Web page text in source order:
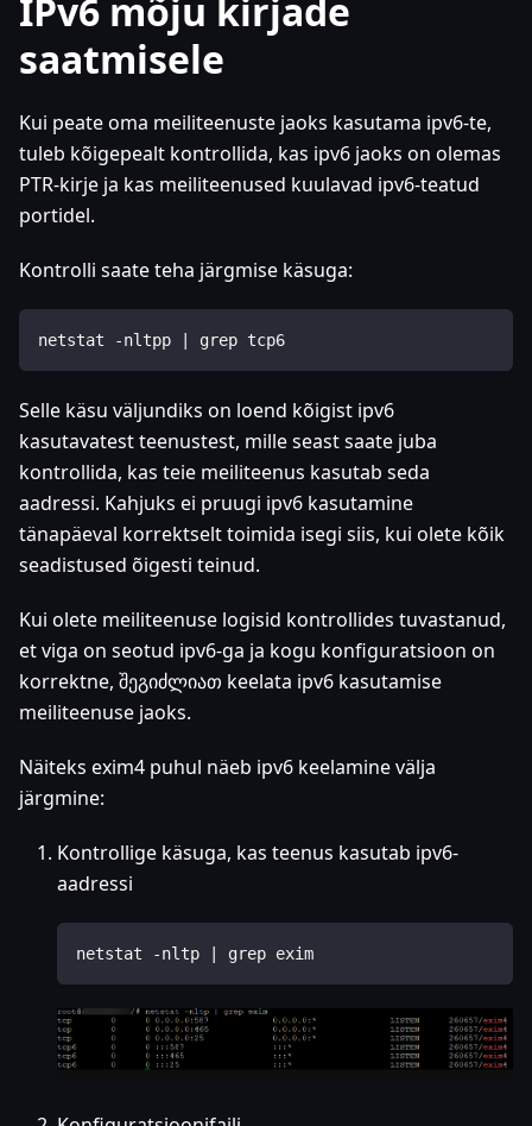
IPv6 mõju kirjade
saatmisele
Kui peate oma meiliteenuste jaoks kasutama ipv6-te,
tuleb kõigepealt kontrollida, kas ipv6 jaoks on olemas
PTR-kirje ja kas meiliteenused kuulavad ipv6-teatud
portidel.
Kontrolli saate teha järgmise käsuga:
netstat -nltpp | grep tcp6
Selle käsu väljundiks on loend kõigist ipv6
kasutavatest teenustest, mille seast saate juba
kontrollida, kas teie meiliteenus kasutab seda
aadressi. Kahjuks ei pruugi ipv6 kasutamine
tänapäeval korrektselt toimida isegi siis, kui olete kõik
seadistused õigesti teinud.
Kui olete meiliteenuse logisid kontrollides tuvastanud,
et viga on seotud ipv6-ga ja kogu konfiguratsioon on
korrektne, შეგიძლიათ keelata ipv6 kasutamise
meiliteenuse jaoks.
Näiteks exim4 puhul näeb ipv6 keelamine välja
järgmine:
Kontrollige käsuga, kas teenus kasutab ipv6-
aadressi
netstat -nltp | grep exim